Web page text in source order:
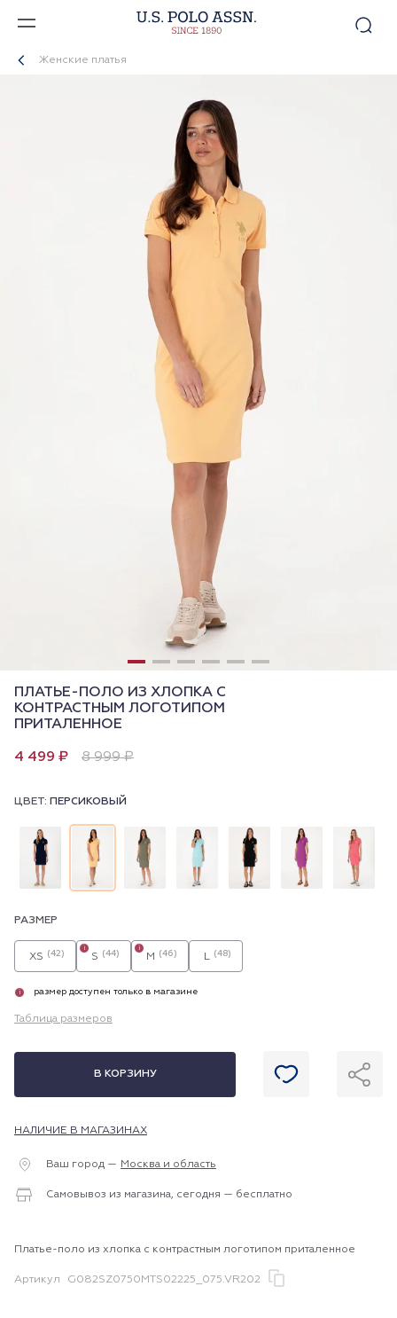
Женские платья
ПЛАТЬЕ-ПОЛО ИЗ ХЛОПКА С
КОНТРАСТНЫМ ЛОГОТИПОМ
ПРИТАЛЕННОЕ
4 499 ₽ 8 999 ₽
ЦВЕТ: ПЕРСИКОВЫЙ
РАЗМЕР
XS (42) S (44)
i
M (46)
i
L (48)
i размер доступен только в магазине
Таблица размеров
В КОРЗИНУ
НАЛИЧИЕ В МАГАЗИНАХ
Ваш город — Москва и область
Самовывоз из магазина, сегодня — бесплатно
Платье-поло из хлопка с контрастным логотипом приталенное
Артикул G082SZ0750MTS02225_075.VR202